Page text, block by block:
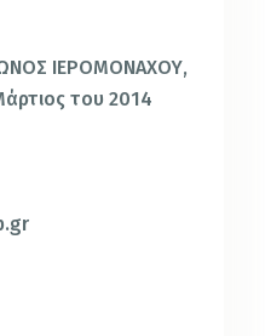
ΙΕΡΟΜΟΝΑΧΟΥ,
του 2014